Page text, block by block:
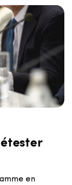
en